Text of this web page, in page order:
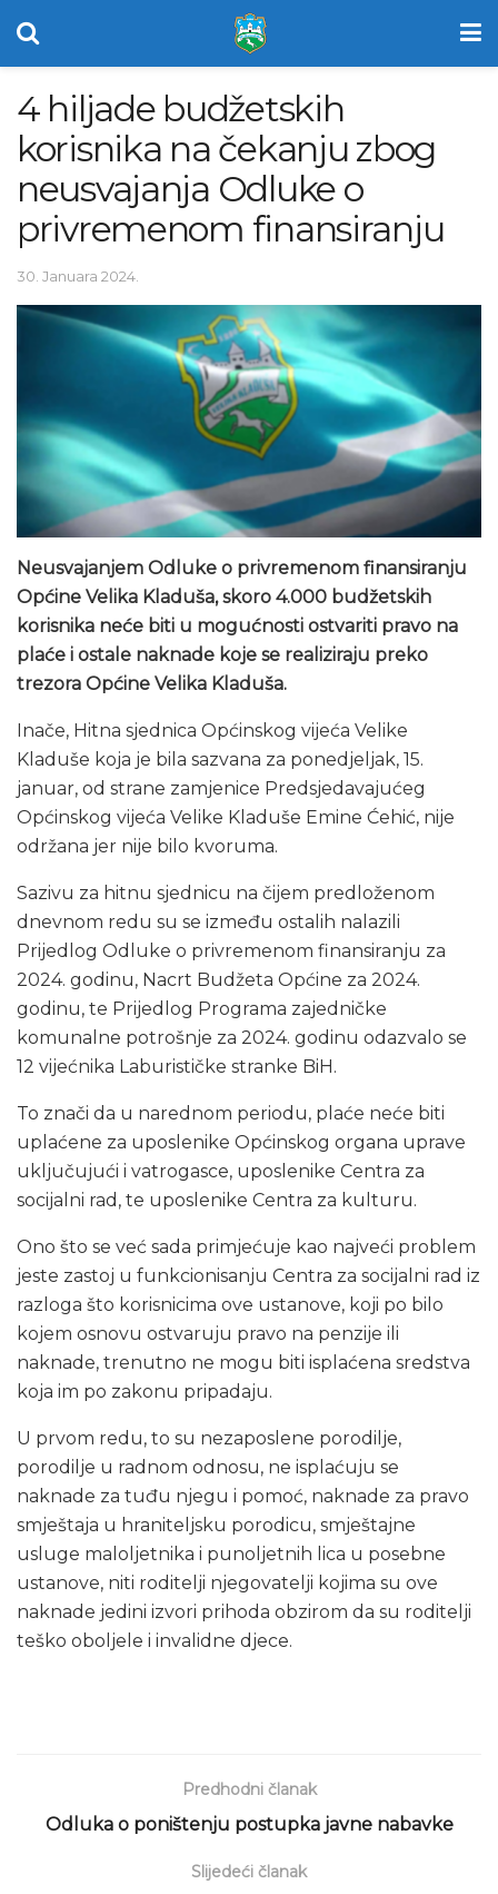
4 hiljade budžetskih
korisnika na čekanju zbog
neusvajanja Odluke o
privremenom finansiranju
30. Januara 2024.
Neusvajanjem Odluke o privremenom finansiranju
Općine Velika Kladuša, skoro 4.000 budžetskih
korisnika neće biti u mogućnosti ostvariti pravo na
plaće i ostale naknade koje se realiziraju preko
trezora Općine Velika Kladuša.
Inače, Hitna sjednica Općinskog vijeća Velike
Kladuše koja je bila sazvana za ponedjeljak, 15.
januar, od strane zamjenice Predsjedavajućeg
Općinskog vijeća Velike Kladuše Emine Ćehić, nije
održana jer nije bilo kvoruma.
Sazivu za hitnu sjednicu na čijem predloženom
dnevnom redu su se između ostalih nalazili
Prijedlog Odluke o privremenom finansiranju za
2024. godinu, Nacrt Budžeta Općine za 2024.
godinu, te Prijedlog Programa zajedničke
komunalne potrošnje za 2024. godinu odazvalo se
12 vijećnika Laburističke stranke BiH.
To znači da u narednom periodu, plaće neće biti
uplaćene za uposlenike Općinskog organa uprave
uključujući i vatrogasce, uposlenike Centra za
socijalni rad, te uposlenike Centra za kulturu.
Ono što se već sada primjećuje kao najveći problem
jeste zastoj u funkcionisanju Centra za socijalni rad iz
razloga što korisnicima ove ustanove, koji po bilo
kojem osnovu ostvaruju pravo na penzije ili
naknade, trenutno ne mogu biti isplaćena sredstva
koja im po zakonu pripadaju.
U prvom redu, to su nezaposlene porodilje,
porodilje u radnom odnosu, ne isplaćuju se
naknade za tuđu njegu i pomoć, naknade za pravo
smještaja u hraniteljsku porodicu, smještajne
usluge maloljetnika i punoljetnih lica u posebne
ustanove, niti roditelji njegovatelji kojima su ove
naknade jedini izvori prihoda obzirom da su roditelji
teško oboljele i invalidne djece.
Predhodni članak
Odluka o poništenju postupka javne nabavke
Slijedeći članak